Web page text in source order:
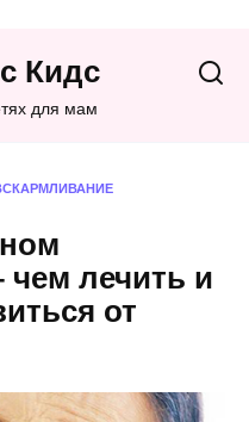
Кидс
для мам
чем лечить и
от